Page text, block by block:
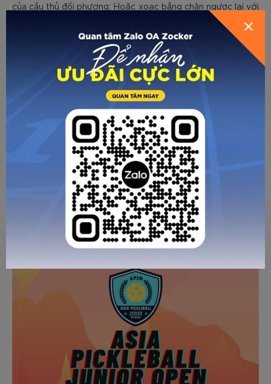
của cầu thủ đối phương; Hoặc xoạc bằng chân ngược lại với
- Khi cầu thủ đối phương đang dẫn bóng mà bạn không có
cách nào chạm bóng thì nên sử dụng má ngoài của chân
ngược với chân người dân bóng, xoạc dọc và thẳng vào
bóng, sử dụng lòng bàn chân để đạp mạnh vàotrái bóng
Trên đây là một số Kỹ thuật tranh cướp bóng thường sử
dụng trong môn thể thao vua. Các bạn nên tập luyện
thường xuyên để có thể sử dụng thành thạo. Nên kết hợp
với bạn tập để tăng cường khả năng thực chiến. Bên cạnh
đó các bạn cũng nên sử dụnggiày đá bóng chính hãng
hỗ trợ thực hiện chính xác các kỹ thuật.
Về trang trước
Gửi email In trang
CÁC BÀI VIẾT KHÁC